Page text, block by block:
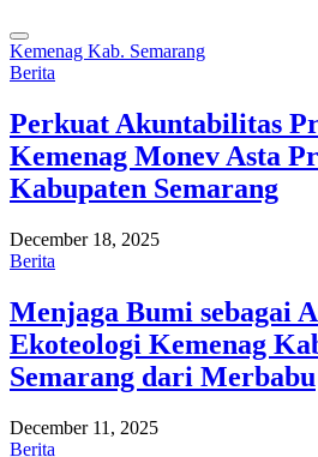
Kemenag Kab. Semarang
Berita
Perkuat Akuntabilitas
Kemenag Monev Asta
Kabupaten Semarang
December 18, 2025
Berita
Menjaga Bumi sebagai
Ekoteologi Kemenag
Semarang dari Merbabu
December 11, 2025
Berita